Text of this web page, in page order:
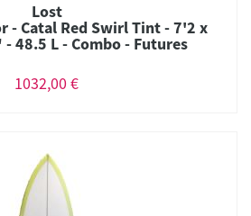
Lost
- Catal Red Swirl Tint - 7'2 x
48.5 L - Combo - Futures
1032,00 €